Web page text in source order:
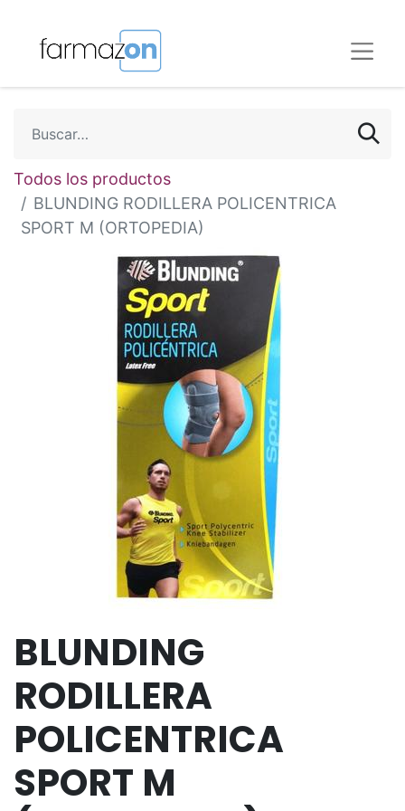
Todos los productos
BLUNDING RODILLERA POLICENTRICA
SPORT M (ORTOPEDIA)
BLUNDING
RODILLERA
POLICENTRICA
SPORT M